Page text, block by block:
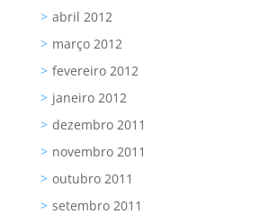
abril 2012
março 2012
fevereiro 2012
janeiro 2012
dezembro 2011
novembro 2011
outubro 2011
setembro 2011